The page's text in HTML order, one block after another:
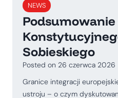
NEWS
Sobieskiego
Posted on 26 czerwca 2026
Granice integracji
ustroju – o czym